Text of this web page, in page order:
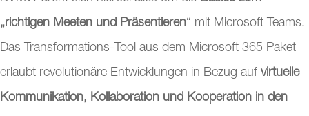
„richtigen Meeten und Präsentieren“ mit Microsoft Teams.
Das Transformations-Tool aus dem Microsoft 365 Paket
erlaubt revolutionäre Entwicklungen in Bezug auf virtuelle
Kommunikation, Kollaboration und Kooperation in den